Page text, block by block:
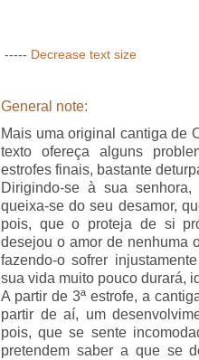
----- Decrease text size
General note:
Mais uma original cantiga de
texto ofereça alguns
estrofes finais, bastante
Dirigindo-se à sua
queixa-se do seu desamor,
pois, que o proteja de si
desejou o amor de nenhuma
fazendo-o sofrer
sua vida muito pouco durará,
A partir de 3ª estrofe, a
partir de aí, um
pois, que se sente
pretendem saber a que se